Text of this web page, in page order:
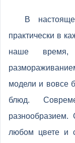
В
практически в
наше время,
модели и вовсе
блюд.
разнообразием.
любом цвете и